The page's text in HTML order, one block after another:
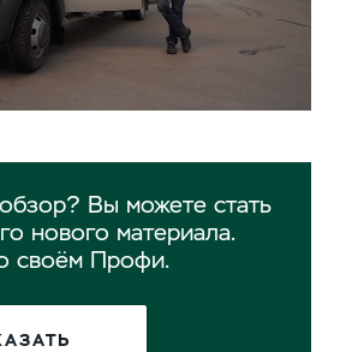
Вы можете стать
нового материала.
своём Профи.